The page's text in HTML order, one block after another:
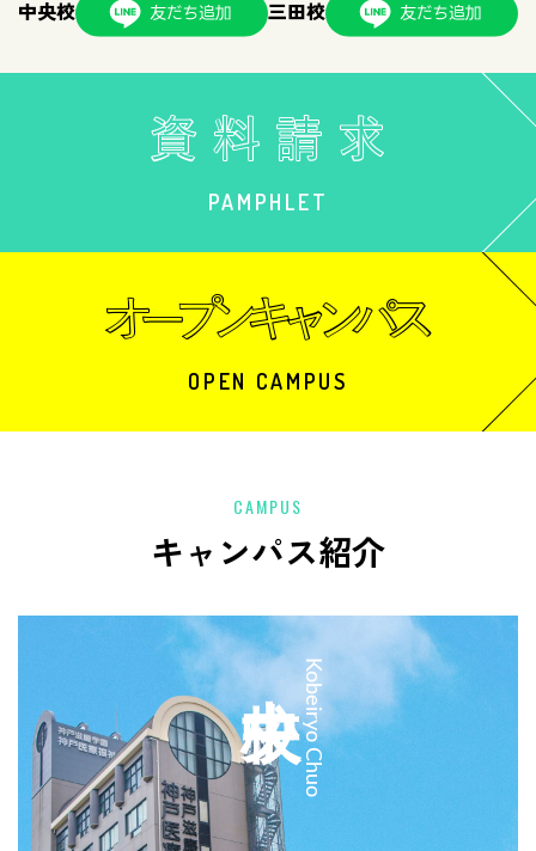
中央校 三田校
PAMPHLET
OPEN CAMPUS
CAMPUS
キャンパス紹介
Kobeiryo Chuo